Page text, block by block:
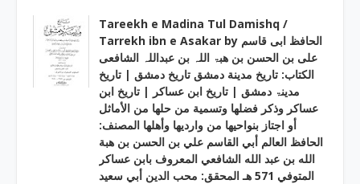
Tareekh e Madina Tul Damishq /
Tarrekh ibn e Asakar by الحافظ ابی قاسم
علی بن الحسن بن ھبۃ اللہ بن عبداللہ الشافعی
الكتاب: تاريخ مدينة دمشق تاريخ دمشق | تاریخ
مدینۃ دمشق | تاریخ ابن عساکر | تاريخ ابن
عساكر وذكر فضلها وتسمية من حلها من الأماثل
أو اجتاز بنواحيها من وارديها وأهلها المصنف:
الحافظ العالم أبي القاسم علي بن الحسن بن هبة
الله بن عبد الله الشافعي المعروف بابن عساكر
المتوفي 571 هـ المحقق: محب الدين أبي سعيد